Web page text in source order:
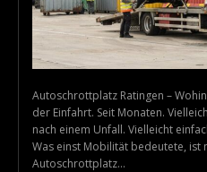
Autoschrottplatz Ratingen –
der Einfahrt. Seit Monaten.
nach einem Unfall. Vielleicht
Was einst Mobilität bedeutete, ist
Autoschrottplatz...